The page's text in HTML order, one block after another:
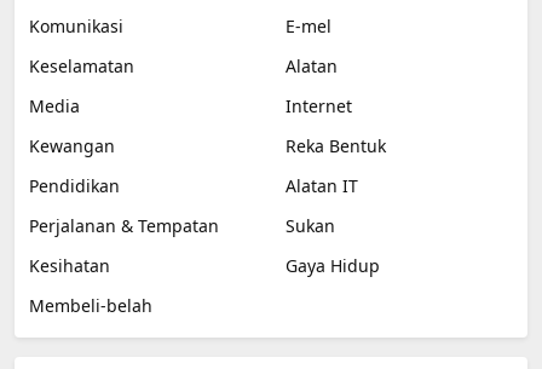
Komunikasi
E-mel
Keselamatan
Alatan
Media
Internet
Kewangan
Reka Bentuk
Pendidikan
Alatan IT
Perjalanan & Tempatan
Sukan
Kesihatan
Gaya Hidup
Membeli-belah